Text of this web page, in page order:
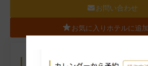
お問い合わせ
お気に入りホテルに追